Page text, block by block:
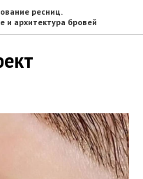
ресниц.
и архитектура бровей